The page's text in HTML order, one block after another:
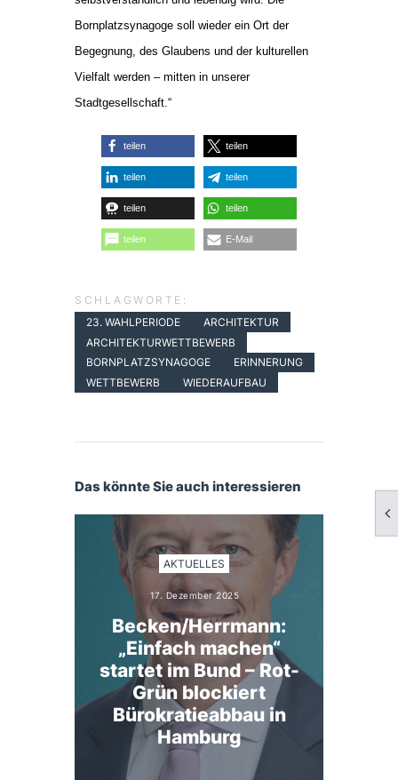
Bornplatzsynagoge soll wieder ein Ort der
Begegnung, des Glaubens und der kulturellen
Vielfalt werden – mitten in unserer
Stadtgesellschaft.“
teilen teilen
teilen teilen
teilen teilen
teilen E-Mail
SCHLAGWORTE:
23. WAHLPERIODE
ARCHITEKTUR
ARCHITEKTURWETTBEWERB
BORNPLATZSYNAGOGE
ERINNERUNG
WETTBEWERB
WIEDERAUFBAU
Das könnte Sie auch interessieren
AKTUELLES
17. Dezember 2025
Becken/Herrmann:
„Einfach machen“
startet im Bund – Rot-
Grün blockiert
Bürokratieabbau in
Hamburg